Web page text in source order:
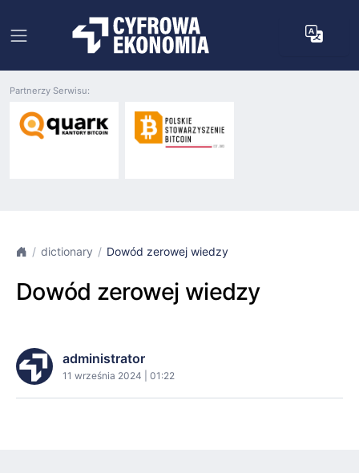
Partnerzy Serwisu:
dictionary Dowód zerowej wiedzy
Dowód zerowej wiedzy
administrator
11 września 2024 | 01:22